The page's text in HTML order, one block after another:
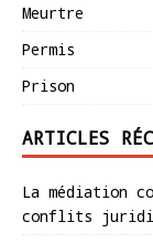
Meurtre
Permis
Prison
ARTICLES
La médiation
conflits